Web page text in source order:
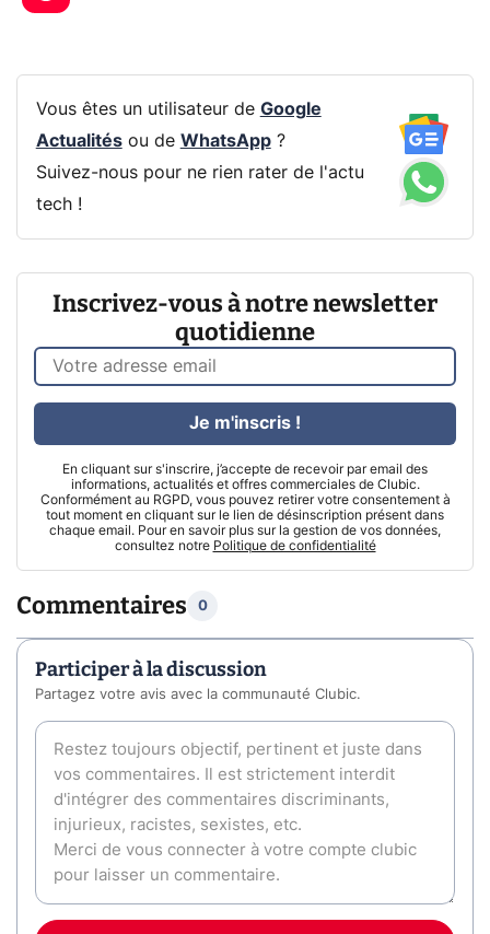
Vous êtes un utilisateur de Google
Actualitésou de WhatsApp?
Suivez-nous pour ne rien rater de l'actu
tech !
Inscrivez-vous à notre newsletter
quotidienne
En cliquant sur s'inscrire, j’accepte de recevoir par email des
informations, actualités et offres commerciales de Clubic.
Conformément au RGPD, vous pouvez retirer votre consentement à
tout moment en cliquant sur le lien de désinscription présent dans
chaque email. Pour en savoir plus sur la gestion de vos données,
consultez notre Politique de confidentialité
Je m'inscris !
Commentaires 0
Participer à la discussion
Partagez votre avis avec la communauté Clubic.